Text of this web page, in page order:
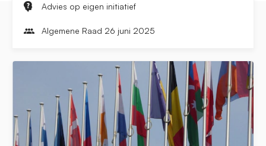
Advies op eigen initiatief
Algemene Raad 26 juni 2025